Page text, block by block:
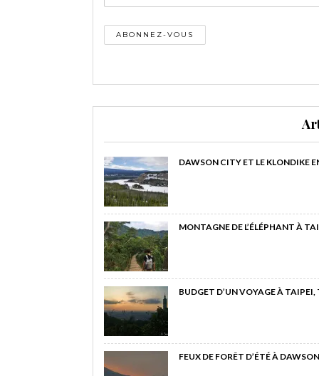
DAWSON CITY ET LE KLONDIKE
MONTAGNE DE L’ÉLÉPHANT À
BUDGET D’UN VOYAGE À
FEUX DE FORÊT D’ÉTÉ À